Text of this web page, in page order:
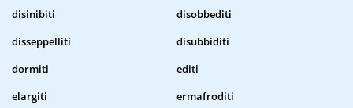
disinibiti
disobbediti
disseppelliti
disubbiditi
dormiti
editi
elargiti
ermafroditi